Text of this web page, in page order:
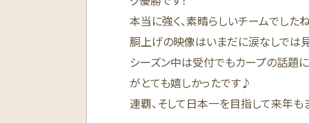
本当に強く、素晴らしいチームでしたね
胴上げの映像はいまだに涙なしでは見
シーズン中は受付でもカープの話題
がとても嬉しかったです♪
連覇、そして日本一を目指して来年も